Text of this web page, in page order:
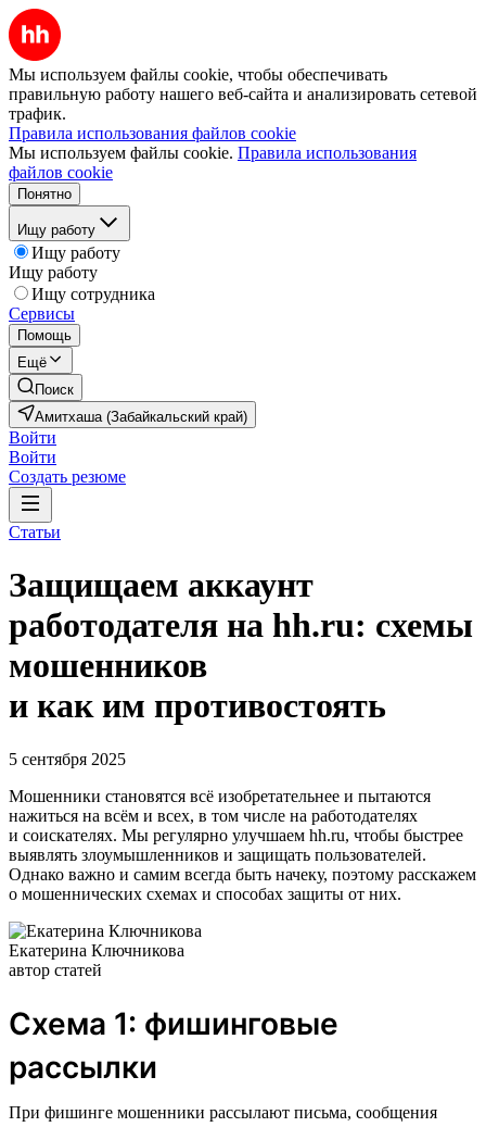
Мы используем файлы cookie, чтобы обеспечивать
правильную работу нашего веб-сайта и анализировать сетевой
трафик.
Правила использования файлов cookie
Мы используем файлы cookie. Правила использования
файлов cookie
Понятно
Ищу работу
Ищу работу
Ищу работу
Ищу сотрудника
Сервисы
Помощь
Ещё
Поиск
Амитхаша (Забайкальский край)
Войти
Войти
Создать резюме
Статьи
Защищаем аккаунт
работодателя на hh.ru: схемы
мошенников
и как им противостоять
5 сентября 2025
Мошенники становятся всё изобретательнее и пытаются
нажиться на всём и всех, в том числе на работодателях
и соискателях. Мы регулярно улучшаем hh.ru, чтобы быстрее
выявлять злоумышленников и защищать пользователей.
Однако важно и самим всегда быть начеку, поэтому расскажем
о мошеннических схемах и способах защиты от них.
Екатерина Ключникова
автор статей
Схема 1: фишинговые
рассылки
При фишинге мошенники рассылают письма, сообщения